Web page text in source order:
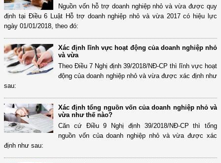
Nguồn vốn hỗ trợ doanh nghiệp nhỏ và vừa được quy
định tại Điều 6 Luật Hỗ trợ doanh nghiệp nhỏ và vừa 2017 có hiệu lực
ngày 01/01/2018, theo đó:
Xác định lĩnh vực hoạt động của doanh nghiệp nhỏ
và vừa
Theo Điều 7 Nghị định 39/2018/NĐ-CP thì lĩnh vực hoạt
động của doanh nghiệp nhỏ và vừa được xác định như
sau:
Xác định tổng nguồn vốn của doanh nghiệp nhỏ và
vừa như thế nào?
Căn cứ Điều 9 Nghị định 39/2018/NĐ-CP thì tổng
nguồn vốn của doanh nghiệp nhỏ và vừa được xác
định như sau: